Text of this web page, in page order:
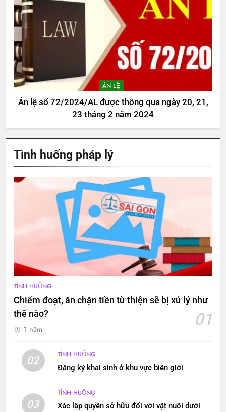
ÁN LỆ
Án lệ số 72/2024/AL được thông qua ngày 20, 21,
23 tháng 2 năm 2024
Tình huống pháp lý
TÌNH HUỐNG
Chiếm đoạt, ăn chặn tiền từ thiện sẽ bị xử lý như
thế nào?
01
1 năm
02
TÌNH HUỐNG
Đăng ký khai sinh ở khu vực biên giới
03
TÌNH HUỐNG
Xác lập quyền sở hữu đối với vật nuôi dưới